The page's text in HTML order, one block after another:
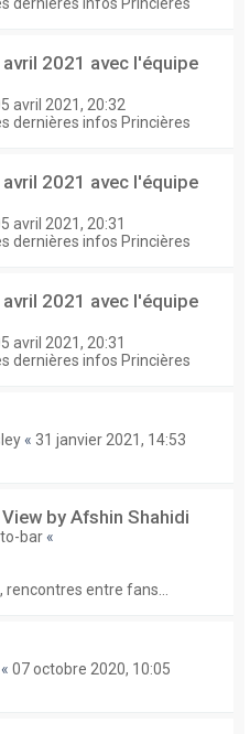
2021 avec l'équipe
avril 2021, 20:32
dernières infos Princières
2021 avec l'équipe
avril 2021, 20:31
dernières infos Princières
2021 avec l'équipe
avril 2021, 20:31
dernières infos Princières
« 31 janvier 2021, 14:53
by Afshin Shahidi
bar «
entre fans...
« 07 octobre 2020, 10:05